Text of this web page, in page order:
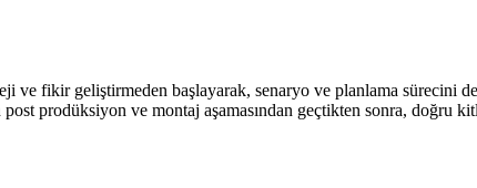
ve fikir geliştirmeden başlayarak, senaryo ve planlama sürecini
prodüksiyon ve montaj aşamasından geçtikten sonra, doğru